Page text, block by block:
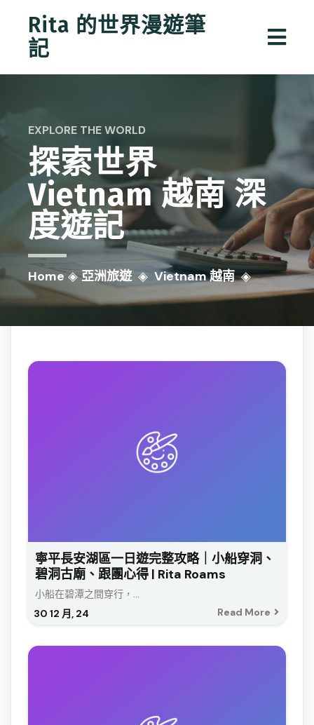
Rita 的世界漫遊筆
記
EXPLORE THE WORLD
探索世界
Vietnam 越南深
度遊記
Home ◈亞洲旅遊 ◈ Vietnam 越南◈
寧平長安湖區一日遊完整攻略｜小船穿洞、
碧洞古廟、跟團心得 | Rita Roams
30 12 月, 24
小船在碧潭之間穿行，...
Read More